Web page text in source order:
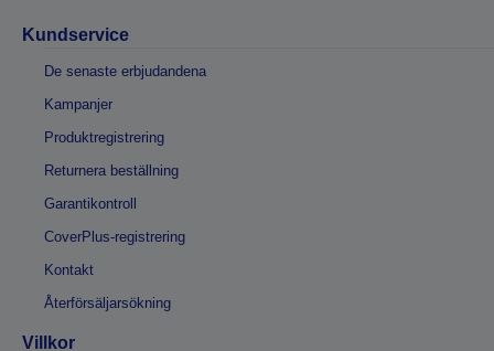
Kundservice
De senaste erbjudandena
Kampanjer
Produktregistrering
Returnera beställning
Garantikontroll
CoverPlus-registrering
Kontakt
Återförsäljarsökning
Villkor